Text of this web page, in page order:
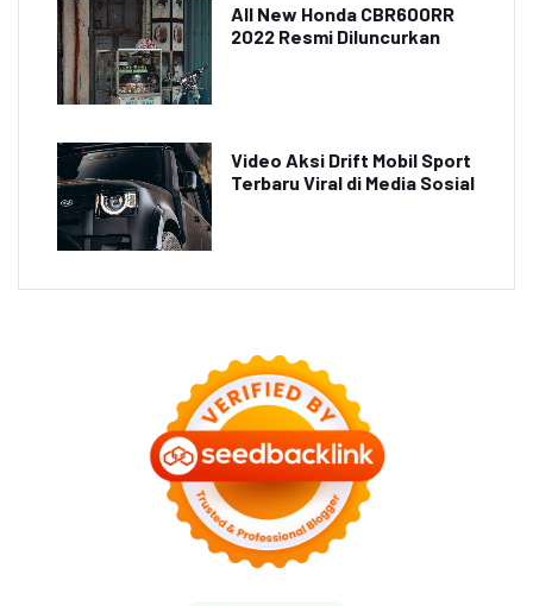
All New Honda CBR600RR
2022 Resmi Diluncurkan
Video Aksi Drift Mobil Sport
Terbaru Viral di Media Sosial